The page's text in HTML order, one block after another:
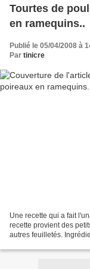
Tourtes de
en ramequins..
Publié le 05/04/2008 à
Par tinicre
Une recette qui a fait
recette provient des
autres feuilletés.